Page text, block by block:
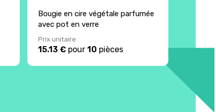
Bougie en cire végétale parfumée
avec pot en verre
Prix unitaire :
15.13 € pour10 pièces 12.65